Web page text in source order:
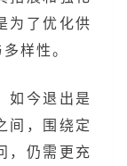
为了优化供
样性。
今退出是
，围绕定
，仍需更充